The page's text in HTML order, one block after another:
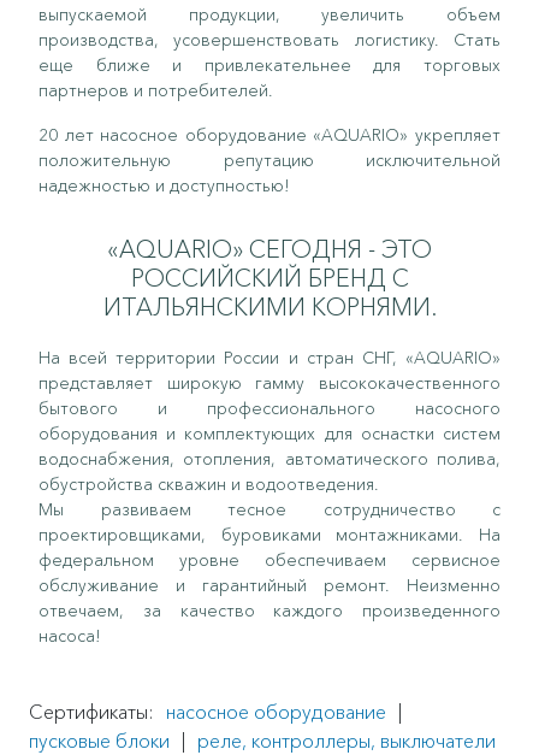
выпускаемой продукции, увеличить объем
производства, усовершенствовать логистику. Стать
еще ближе и привлекательнее для торговых
партнеров и потребителей.
20 лет насосное оборудование «AQUARIO» укрепляет
положительную репутацию исключительной
надежностью и доступностью!
«AQUARIO» СЕГОДНЯ - ЭТО
РОССИЙСКИЙ БРЕНД С
ИТАЛЬЯНСКИМИ КОРНЯМИ.
На всей территории России и стран СНГ, «AQUARIO»
представляет широкую гамму высококачественного
бытового и профессионального насосного
оборудования и комплектующих для оснастки систем
водоснабжения, отопления, автоматического полива,
обустройства скважин и водоотведения.
Мы развиваем тесное сотрудничество с
проектировщиками, буровиками монтажниками. На
федеральном уровне обеспечиваем сервисное
обслуживание и гарантийный ремонт. Неизменно
отвечаем, за качество каждого произведенного
насоса!
Сертификаты: насосное оборудование
пусковые блоки
реле, контроллеры, выключатели